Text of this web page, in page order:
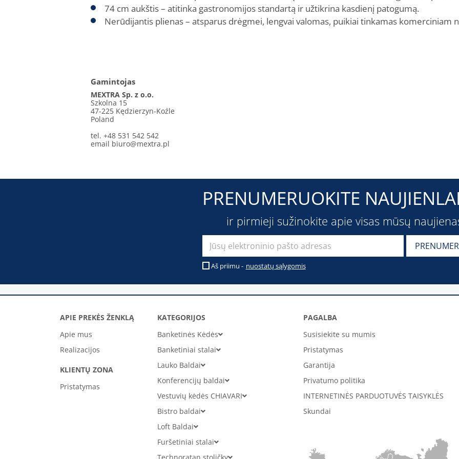
74 cm aukštis – atitinka gastronomijos standartą ir užtikrina kasdienį patogumą.
Nerūdijantis plienas – atsparus drėgmei, lengvai valomas, puikiai tinkamas komerciniam
Gamintojas
MEXTRA Sp. z o.o.
Szkolna 15
47-225 Kędzierzyn-Koźle
Poland
tel. +48 531 542 542
email biuro@mextra.pl
PRENUMERUOKITE
ir pirmieji sužinokite apie visas mūsų
Aš priimu - nuostatų sąlygomis
APIE PREKĖS ŽENKLĄ
Apie mus
Realizacijos
KLIENTŲ ZONA
Pristatymas
KATEGORIJOS
Banketinės Kėdės
Banketiniai stalai
Lauko Baldai
Konferencijų baldai
Vestuvių kėdės CHIAVARI
Bistro baldai
Loft Baldai
Furšetiniai stalai
Technoratan stoličky
PAGALBA
Susisiekite su mumis
Pristatymas
Garantija
Privatumo politika
INTERNETINĖS PARDUOTUVĖS TAISYKLĖS
Skundai